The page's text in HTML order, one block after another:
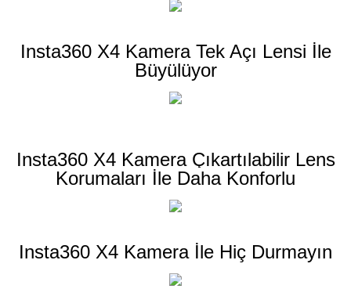
Insta360 X4 Kamera Tek Açı Lensi İle
Büyülüyor
Insta360 X4 Kamera Çıkartılabilir Lens
Korumaları İle Daha Konforlu
Insta360 X4 Kamera İle Hiç Durmayın